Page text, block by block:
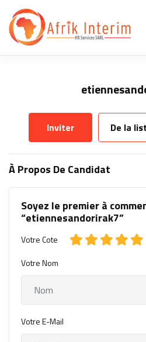
Inviter De la
À Propos De Candidat
Soyez le premier à
“etiennesandorirak7”
Votre Cote
Votre Nom
Votre E-Mail